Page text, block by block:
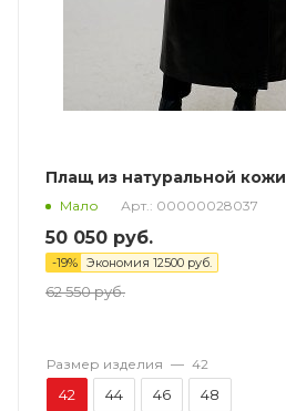
Плащ из натуральной кожи
Мало Арт.: 00000028037
50 050 руб.
-19% Экономия 12500 руб.
62 550руб.
Размер изделия — 42
42 44 46 48